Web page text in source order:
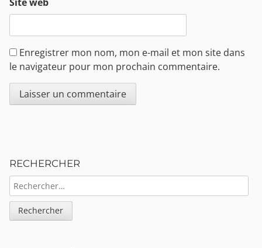
Site web
Enregistrer mon nom, mon e-mail et mon site dans
le navigateur pour mon prochain commentaire.
RECHERCHER
RECHERCHER :